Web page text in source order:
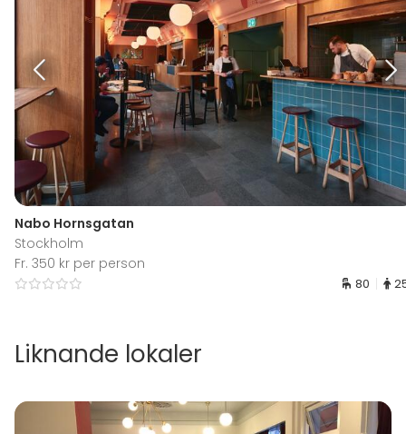
Nabo Hornsgatan
Stockholm
Fr. 350 kr per person
80
Liknande lokaler